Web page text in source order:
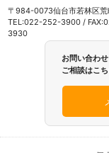
〒984-0073仙台市若林区荒
TEL:022-252-3900 /
3930
お問い合わせ
ご相談はこ